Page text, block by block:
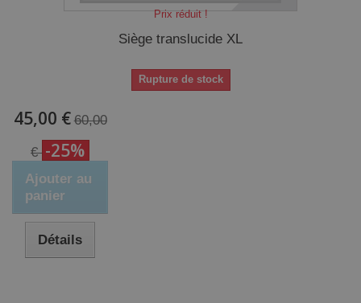
Prix réduit !
Siège translucide XL
Rupture de stock
45,00 € 60,00
€ -25%
Ajouter au
panier
Détails